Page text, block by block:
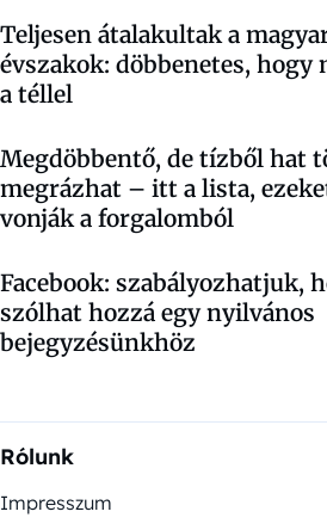
Teljesen átalakultak a
évszakok: döbbenetes,
a téllel
Megdöbbentő, de tízből hat
megrázhat – itt a lista,
vonják a forgalomból
Facebook: szabályozhatjuk,
szólhat hozzá egy nyilvános
bejegyzésünkhöz
Rólunk
Impresszum